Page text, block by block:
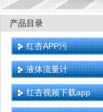
产品目录
红杏APP污
液体流量计
红杏视频下载app